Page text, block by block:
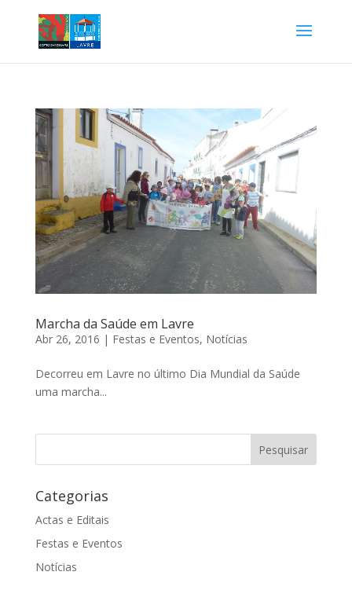
Marcha da Saúde em Lavre
Abr 26, 2016 | Festas e Eventos, Notícias
Decorreu em Lavre no último Dia Mundial da Saúde
uma marcha...
Categorias
Actas e Editais
Festas e Eventos
Notícias